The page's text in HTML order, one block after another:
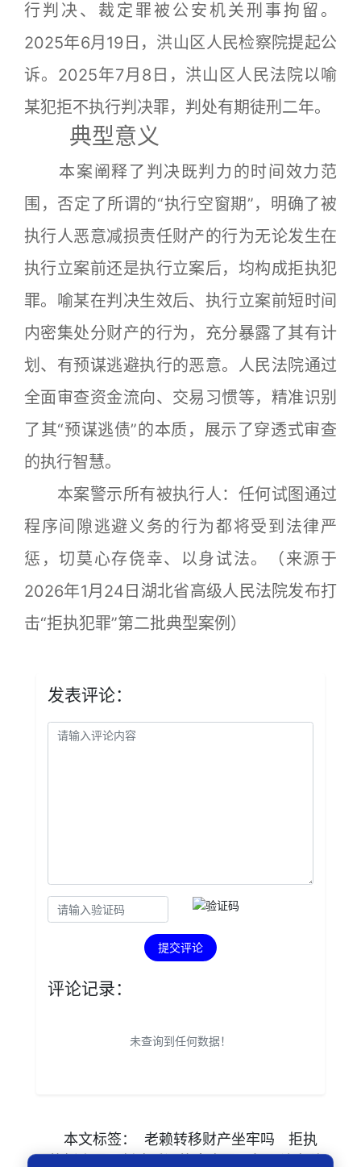
行判决、裁定罪被公安机关刑事拘留。
2025年6月19日，洪山区人民检察院提起公
诉。2025年7月8日，洪山区人民法院以喻
某犯拒不执行判决罪，判处有期徒刑二年。
典型意义
本案阐释了判决既判力的时间效力范
围，否定了所谓的“执行空窗期”，明确了被
执行人恶意减损责任财产的行为无论发生在
执行立案前还是执行立案后，均构成拒执犯
罪。喻某在判决生效后、执行立案前短时间
内密集处分财产的行为，充分暴露了其有计
划、有预谋逃避执行的恶意。人民法院通过
全面审查资金流向、交易习惯等，精准识别
了其“预谋逃债”的本质，展示了穿透式审查
的执行智慧。
本案警示所有被执行人：任何试图通过
程序间隙逃避义务的行为都将受到法律严
惩，切莫心存侥幸、以身试法。（来源于
2026年1月24日湖北省高级人民法院发布打
击“拒执犯罪”第二批典型案例）
发表评论：
提交评论
评论记录：
未查询到任何数据！
本文标签： 老赖转移财产坐牢吗
拒执
罪能抓人吗
判决后还能卖房吗 怎么让老赖